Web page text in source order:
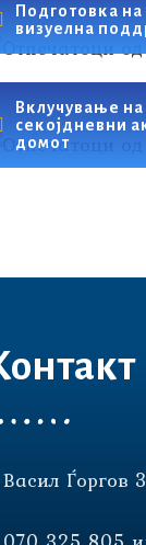
Подготовка на
визуелна
Вклучување
секојдневни
домот
Ѓоргов